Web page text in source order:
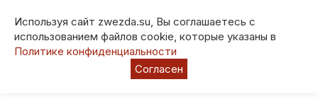
Используя сайт zwezda.su, Вы соглашаетесь с
использованием файлов cookie, которые указаны в
Политике конфиденциальности
Согласен